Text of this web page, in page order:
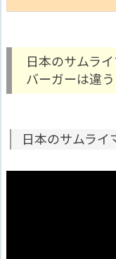
日本のサムラ
バーガーは違う
日本のサムライ